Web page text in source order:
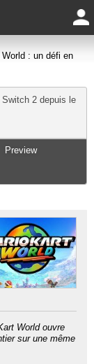
: un défi en
Switch 2 depuis le
Preview
World ouvre
sur une même